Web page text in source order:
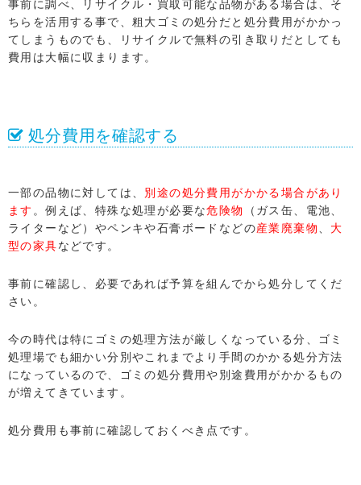
事前に調べ、リサイクル・買取可能な品物がある場合は、そ
ちらを活用する事で、粗大ゴミの処分だと処分費用がかかっ
てしまうものでも、リサイクルで無料の引き取りだとしても
費用は大幅に収まります。
処分費用を確認する
一部の品物に対しては、 別途の処分費用がかかる場合があり
ます 。例えば、特殊な処理が必要な危険物
（ガス缶、電池、
ライターなど）やペンキや石膏ボードなどの産業廃棄物
大
型の家具などです。
事前に確認し、必要であれば予算を組んでから処分してくだ
さい。
今の時代は特にゴミの処理方法が厳しくなっている分、ゴミ
処理場でも細かい分別やこれまでより手間のかかる処分方法
になっているので、ゴミの処分費用や別途費用がかかるもの
が増えてきています。
処分費用も事前に確認しておくべき点です。